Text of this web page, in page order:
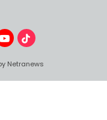
YouTubeTikTok
Netranews